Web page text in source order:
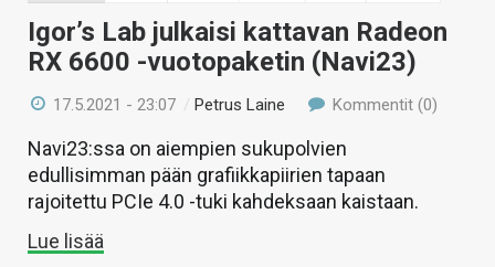
Igor’s Lab julkaisi kattavan Radeon
RX 6600 -vuotopaketin (Navi23)
17.5.2021 - 23:07 /Petrus Laine Kommentit (0)
Navi23:ssa on aiempien sukupolvien
edullisimman pään grafiikkapiirien tapaan
rajoitettu PCIe 4.0 -tuki kahdeksaan kaistaan.
Lue lisää